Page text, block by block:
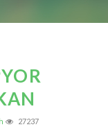
27237